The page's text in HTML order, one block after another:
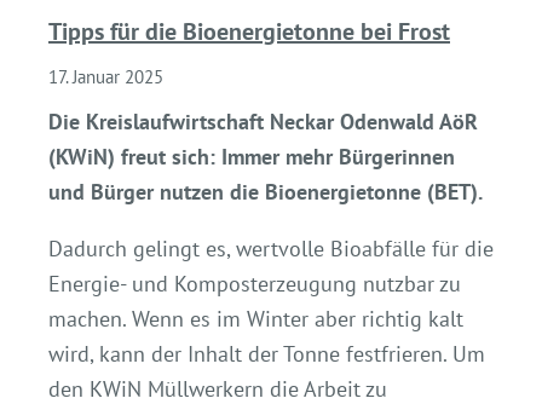
Tipps für die Bioenergietonne bei Frost
17. Januar 2025
Die Kreislaufwirtschaft Neckar Odenwald AöR
(KWiN) freut sich: Immer mehr Bürgerinnen
und Bürger nutzen die Bioenergietonne (BET).
Dadurch gelingt es, wertvolle Bioabfälle für die
Energie- und Komposterzeugung nutzbar zu
machen. Wenn es im Winter aber richtig kalt
wird, kann der Inhalt der Tonne festfrieren. Um
den KWiN Müllwerkern die Arbeit zu